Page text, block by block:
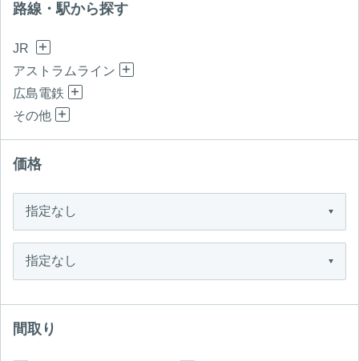
路線・駅から探す
JR
アストラムライン
広島電鉄
その他
価格
間取り